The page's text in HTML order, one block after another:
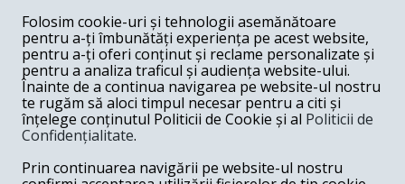
american Romania ca Irakul!
Răspunde
lucid -09-13-2016
Incredibil! Sa citesti in presa romaneasca din 2016
reiterate marsavele atacuri enkavediste referitoare la
Romania - stat imperialist multietnic din anii interbelici
turbat - izolat in camasa de fortza. Si nici macar nu scrie
Folosim cookie-uri și tehnologii asemănătoare
pentru a-ți îmbunătăți experiența pe acest website,
pentru a-ți oferi conținut și reclame personalizate și
pentru a analiza traficul și audiența website-ului.
Înainte de a continua navigarea pe website-ul nostru
te rugăm să aloci timpul necesar pentru a citi și
înțelege conținutul Politicii de Cookie și al Politicii de
Confidențialitate.
Prin continuarea navigării pe website-ul nostru